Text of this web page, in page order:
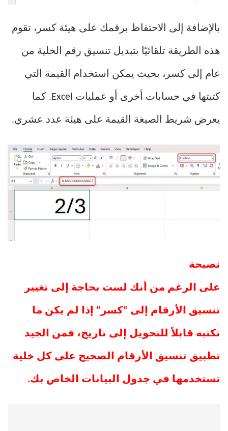
بالإضافة إلى الاحتفاظ برقمك على هيئة كسر، تقوم
هذه الطريقة تلقائيًا بتبديل تنسيق رقم الخلية من
عام إلى كسر، بحيث يمكن استخدام القيمة التي
كتبتها في حسابات أخرى أو عمليات Excel. كما
يعرض شريط الصيغة القيمة على هيئة عدد عشري.
نصيحة
على الرغم من أنك لست بحاجة إلى تغيير
تنسيق الأرقام إلى “كسر” إذا لم يكن ما
تكتبه قابلاً للتحويل إلى تاريخ، فمن الجيد
تطبيق تنسيق الأرقام الصحيح على كل خلية
تستخدمها في جدول البيانات الخاص بك.